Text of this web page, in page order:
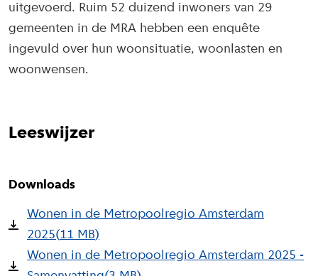
uitgevoerd. Ruim 52 duizend inwoners van 29
gemeenten in de MRA hebben een enquête
ingevuld over hun woonsituatie, woonlasten en
woonwensen.
Leeswijzer
Downloads
Wonen in de Metropoolregio Amsterdam
2025(11 MB)
Wonen in de Metropoolregio Amsterdam 2025 -